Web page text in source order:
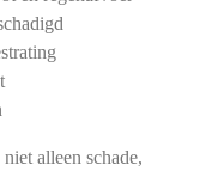
alleen schade,